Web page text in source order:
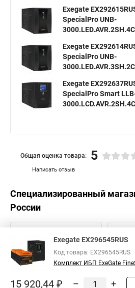
Exegate
SpecialPro UNB-
Exegate
SpecialPro UNB-
Exegate
SpecialPro Smart
Написать отзыв
Общая оценка товара: 5
Специализированный
России
Exegate EX296545RUS
Код товара: EX296545RUS
Комплект ИБП ExeGate
15 920,44 ₽ – +